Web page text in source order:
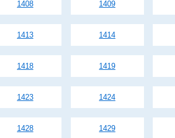
1408 1409
1413 1414
1418 1419
1423 1424
1428 1429